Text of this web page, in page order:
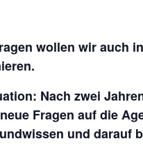
wollen wir auch
Nach zwei
Fragen auf die
und darauf